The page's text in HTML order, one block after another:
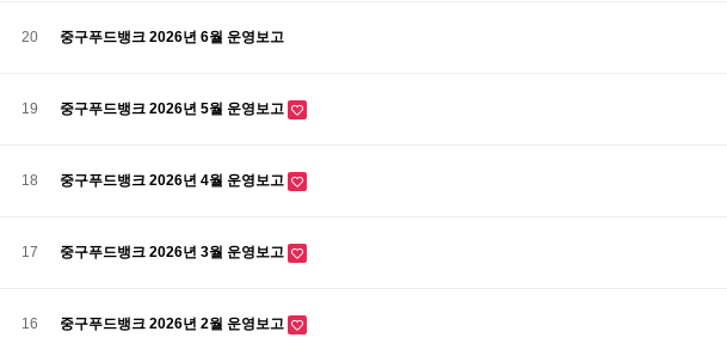
20 중구푸드뱅크 2026년 6월 운영보고
19 중구푸드뱅크 2026년 5월 운영보고
18 중구푸드뱅크 2026년 4월 운영보고
17 중구푸드뱅크 2026년 3월 운영보고
16 중구푸드뱅크 2026년 2월 운영보고